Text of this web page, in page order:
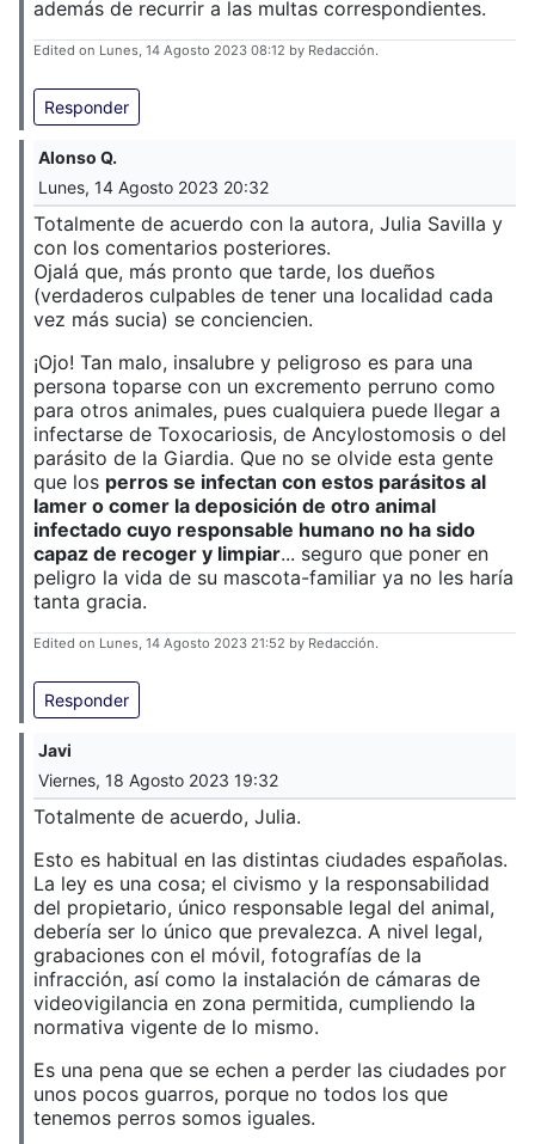
además de recurrir a las multas correspondientes.
Edited on Lunes, 14 Agosto 2023 08:12 by Redacción.
Responder
Alonso Q.
Lunes, 14 Agosto 2023 20:32
Totalmente de acuerdo con la autora, Julia Savilla y
con los comentarios posteriores.
Ojalá que, más pronto que tarde, los dueños
(verdaderos culpables de tener una localidad cada
vez más sucia) se conciencien.
¡Ojo! Tan malo, insalubre y peligroso es para una
persona toparse con un excremento perruno como
para otros animales, pues cualquiera puede llegar a
infectarse de Toxocariosis, de Ancylostomosis o del
parásito de la Giardia. Que no se olvide esta gente
que los perros se infectan con estos parásitos al
lamer o comer la deposición de otro animal
infectado cuyo responsable humano no ha sido
capaz de recoger y limpiar... seguro que poner en
peligro la vida de su mascota-familiar ya no les haría
tanta gracia.
Edited on Lunes, 14 Agosto 2023 21:52 by Redacción.
Responder
Javi
Viernes, 18 Agosto 2023 19:32
Totalmente de acuerdo, Julia.
Esto es habitual en las distintas ciudades españolas.
La ley es una cosa; el civismo y la responsabilidad
del propietario, único responsable legal del animal,
debería ser lo único que prevalezca. A nivel legal,
grabaciones con el móvil, fotografías de la
infracción, así como la instalación de cámaras de
videovigilancia en zona permitida, cumpliendo la
normativa vigente de lo mismo.
Es una pena que se echen a perder las ciudades por
unos pocos guarros, porque no todos los que
tenemos perros somos iguales.